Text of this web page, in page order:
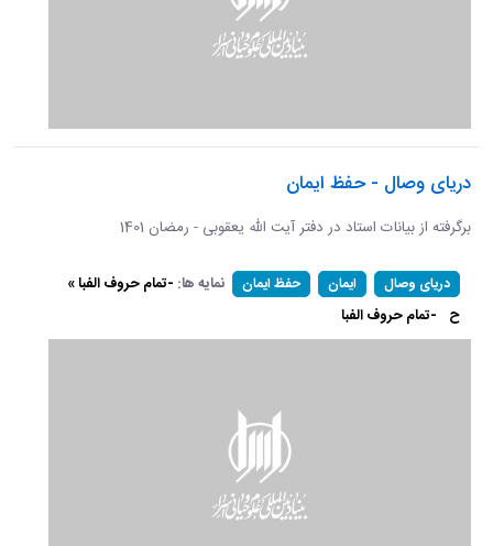
دریای وصال - حفظ ایمان
برگرفته از بیانات استاد در دفتر آیت الله یعقوبی - رمضان 1401
دریای وصال ایمان حفظ ایمان نمایه ها: -تمام حروف الفبا »
ح -تمام حروف الفبا